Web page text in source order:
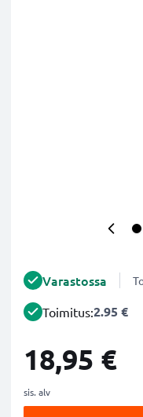
Varastossa
Toimitus:2.95 €
18,95 €
sis. alv